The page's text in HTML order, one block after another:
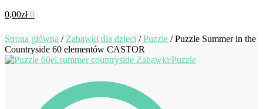
0,00zł 0
Strona główna / Zabawki dla dzieci /Puzzle /Puzzle Summer in the
Countryside 60 elementów CASTOR